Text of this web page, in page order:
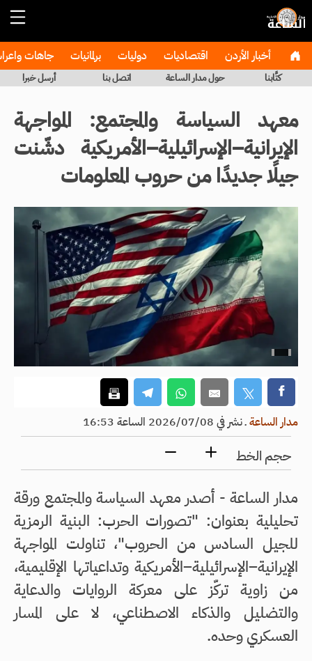
أخبار الأردن اقتصاديات دوليات برلمانيات جاهات
كتَّابنا حول مدار الساعة اتصل بنا أرسل خبرا
معهد السياسة والمجتمع: المواجهة
الإيرانية–الإسرائيلية–الأمريكية دشّنت
جيلًا جديدًا من حروب المعلومات
مدار الساعةـنشر في 2026/07/08 الساعة 16:53
حجم الخط
مدار الساعة - أصدر معهد السياسة والمجتمع ورقة
تحليلية بعنوان: "تصورات الحرب: البنية الرمزية
للجيل السادس من الحروب"، تناولت المواجهة
الإيرانية–الإسرائيلية–الأمريكية وتداعياتها الإقليمية،
من زاوية تركّز على معركة الروايات والدعاية
والتضليل والذكاء الاصطناعي، لا على المسار
العسكري وحده.